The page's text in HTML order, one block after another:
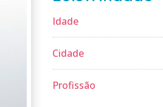
Idade
Cidade
Profissão